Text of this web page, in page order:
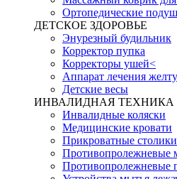
Ортопедические
ДЕТСКОЕ ЗДОРОВЬЕ
Энурезный будильник
Корректор пупка
Корректоры ушей<
Аппарат лечения
Детские весы
ИНВАЛИДНАЯ ТЕХНИКА
Инвалидные коляски
Медицинские кровати
Прикроватные столики
Противопролежневые
Противопролежневые